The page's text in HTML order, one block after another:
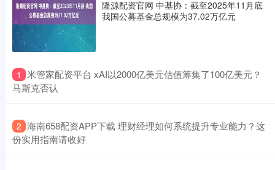
隆源配资官网 中基协：截至2025年11月底
我国公募基金总规模为37.02万亿元
1 ​米管家配资平台 xAI以2000亿美元估值筹集了100亿美元？
马斯克否认
2 ​海南658配资APP下载 理财经理如何系统提升专业能力？这
份实用指南请收好